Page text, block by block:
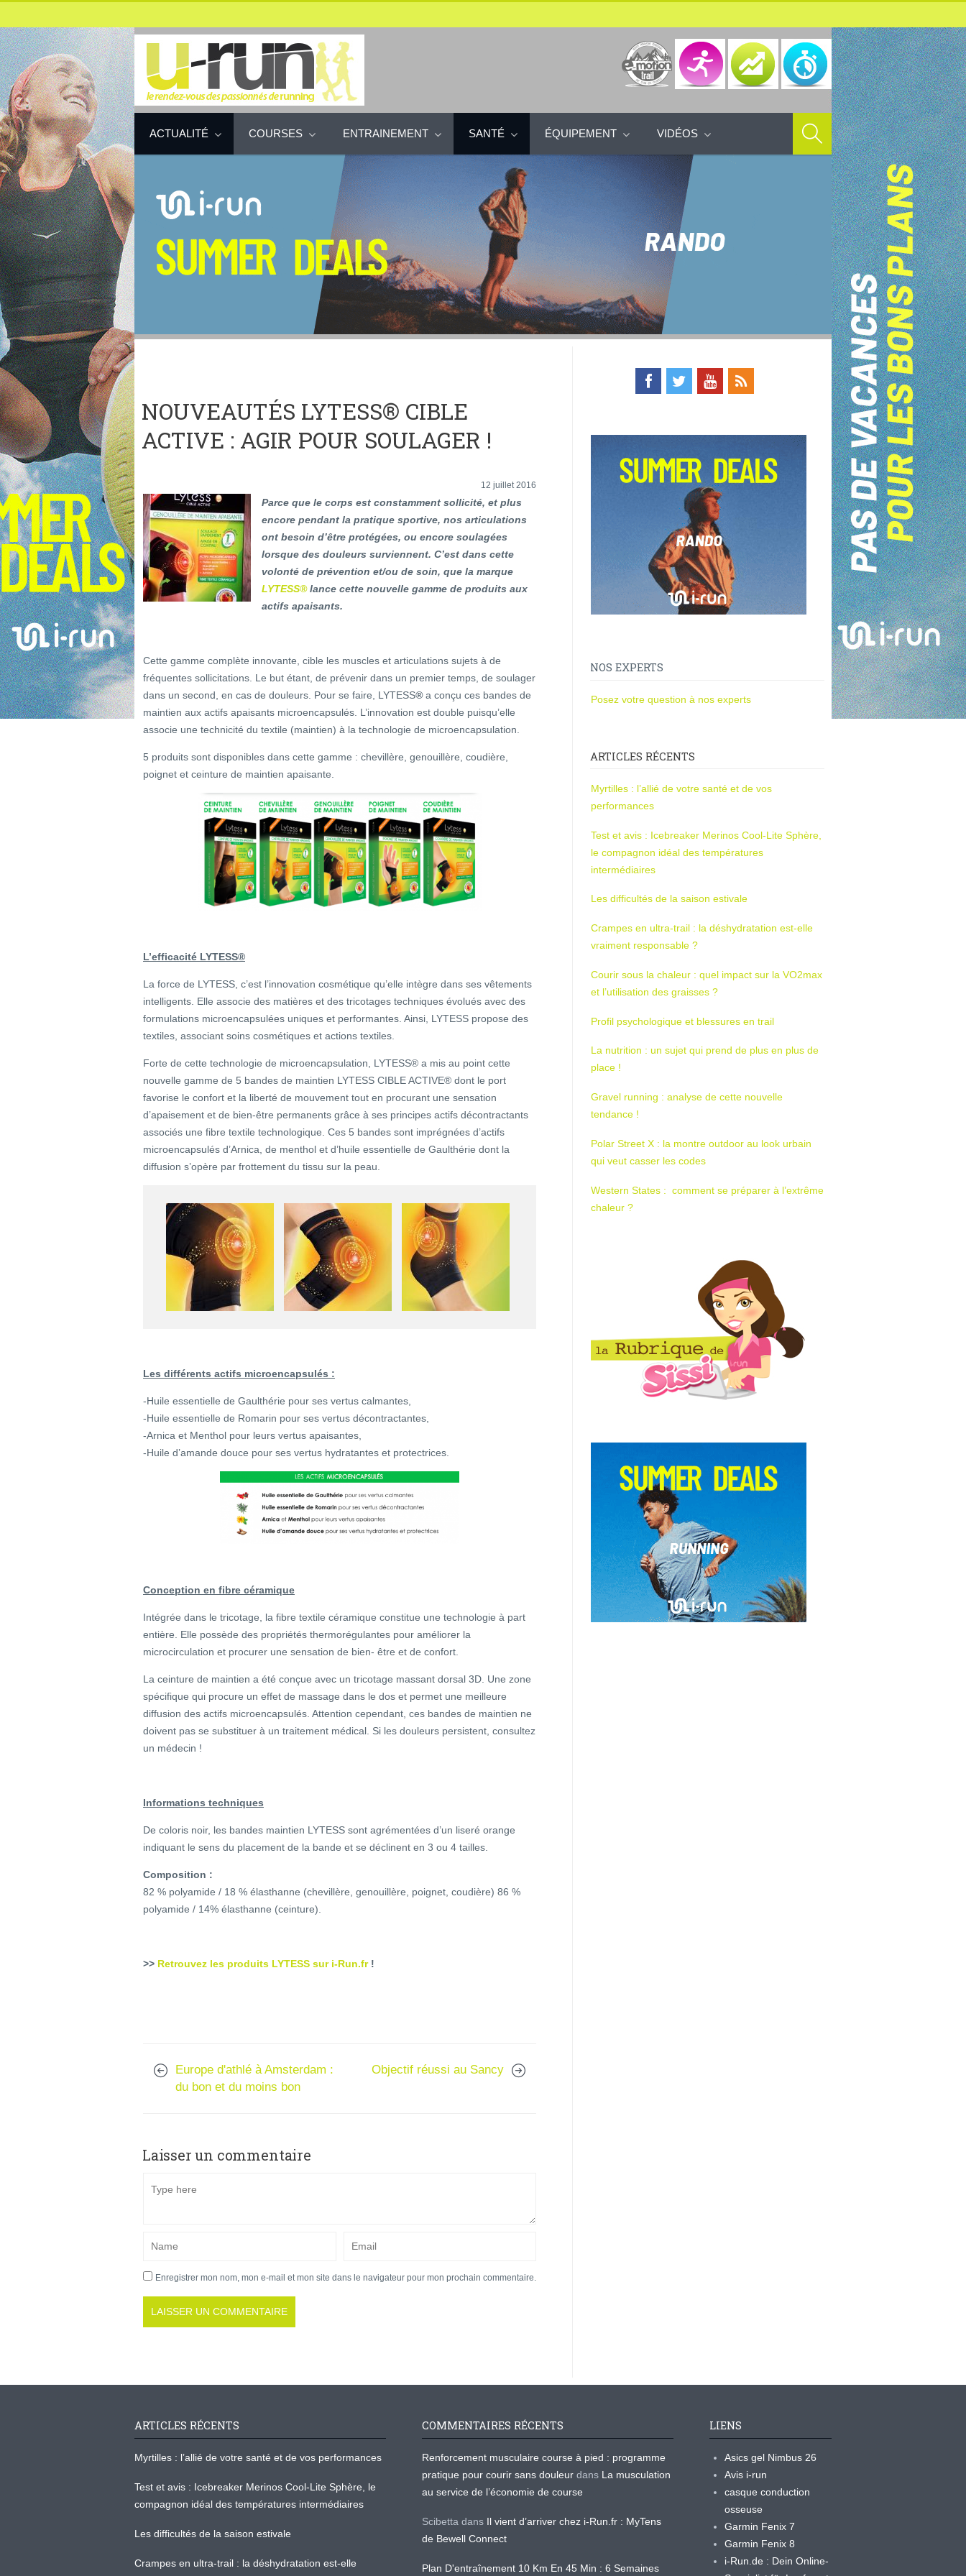
ACTUALITÉ COURSES ENTRAINEMENT SANTÉ ÉQUIPEMENT VIDÉOS
NOUVEAUTÉS LYTESS® CIBLE
ACTIVE : AGIR POUR SOULAGER !
12 juillet 2016
Parce que le corps est constamment sollicité, et plus
encore pendant la pratique sportive, nos articulations
ont besoin d’être protégées, ou encore soulagées
lorsque des douleurs surviennent. C’est dans cette
volonté de prévention et/ou de soin, que la marque
LYTESS®lance cette nouvelle gamme de produits aux
actifs apaisants.
Cette gamme complète innovante, cible les muscles et articulations sujets à de
fréquentes sollicitations. Le but étant, de prévenir dans un premier temps, de soulager
dans un second, en cas de douleurs. Pour se faire, LYTESS®a conçu ces bandes de
maintien aux actifs apaisants microencapsulés. L’innovation est double puisqu’elle
associe une technicité du textile (maintien) à la technologie de microencapsulation.
5 produits sont disponibles dans cette gamme : chevillère, genouillère, coudière,
poignet et ceinture de maintien apaisante.
L’efficacité LYTESS®
La force de LYTESS, c’est l’innovation cosmétique qu’elle intègre dans ses vêtements
intelligents. Elle associe des matières et des tricotages techniques évolués avec des
formulations microencapsulées uniques et performantes. Ainsi, LYTESS propose des
textiles, associant soins cosmétiques et actions textiles.
Forte de cette technologie de microencapsulation, LYTESS® a mis au point cette
nouvelle gamme de 5 bandes de maintien LYTESS CIBLE ACTIVE® dont le port
favorise le confort et la liberté de mouvement tout en procurant une sensation
d’apaisement et de bien-être permanents grâce à ses principes actifs décontractants
associés une fibre textile technologique. Ces 5 bandes sont imprégnées d’actifs
microencapsulés d’Arnica, de menthol et d’huile essentielle de Gaulthérie dont la
diffusion s’opère par frottement du tissu sur la peau.
Les différents actifs microencapsulés :
-Huile essentielle de Gaulthérie pour ses vertus calmantes,
-Huile essentielle de Romarin pour ses vertus décontractantes,
-Arnica et Menthol pour leurs vertus apaisantes,
-Huile d’amande douce pour ses vertus hydratantes et protectrices.
Conception en fibre céramique
Intégrée dans le tricotage, la fibre textile céramique constitue une technologie à part
entière. Elle possède des propriétés thermorégulantes pour améliorer la
microcirculation et procurer une sensation de bien- être et de confort.
La ceinture de maintien a été conçue avec un tricotage massant dorsal 3D. Une zone
spécifique qui procure un effet de massage dans le dos et permet une meilleure
diffusion des actifs microencapsulés. Attention cependant, ces bandes de maintien ne
doivent pas se substituer à un traitement médical. Si les douleurs persistent, consultez
un médecin !
Informations techniques
De coloris noir, les bandes maintien LYTESS sont agrémentées d’un liseré orange
indiquant le sens du placement de la bande et se déclinent en 3 ou 4 tailles.
Composition :
82 % polyamide / 18 % élasthanne (chevillère, genouillère, poignet, coudière) 86 %
polyamide / 14% élasthanne (ceinture).
>> Retrouvez les produits LYTESS sur i-Run.fr!
Europe d'athlé à Amsterdam :
du bon et du moins bon
Objectif réussi au Sancy
Laisser un commentaire
Enregistrer mon nom, mon e-mail et mon site dans le navigateur pour mon prochain commentaire.
NOS EXPERTS
Posez votre question à nos experts
ARTICLES RÉCENTS
Myrtilles : l’allié de votre santé et de vos
performances
Test et avis : Icebreaker Merinos Cool-Lite Sphère,
le compagnon idéal des températures
intermédiaires
Les difficultés de la saison estivale
Crampes en ultra-trail : la déshydratation est-elle
vraiment responsable ?
Courir sous la chaleur : quel impact sur la VO2max
et l’utilisation des graisses ?
Profil psychologique et blessures en trail
La nutrition : un sujet qui prend de plus en plus de
place !
Gravel running : analyse de cette nouvelle
tendance !
Polar Street X : la montre outdoor au look urbain
qui veut casser les codes
Western States : comment se préparer à l’extrême
chaleur ?
ARTICLES RÉCENTS
Myrtilles : l’allié de votre santé et de vos performances
Test et avis : Icebreaker Merinos Cool-Lite Sphère, le
compagnon idéal des températures intermédiaires
Les difficultés de la saison estivale
Crampes en ultra-trail : la déshydratation est-elle
COMMENTAIRES RÉCENTS
Renforcement musculaire course à pied : programme
pratique pour courir sans douleur dans La musculation
au service de l’économie de course
Scibetta dans Il vient d’arriver chez i-Run.fr : MyTens
de Bewell Connect
Plan D'entraînement 10 Km En 45 Min : 6 Semaines
LIENS
Asics gel Nimbus 26
Avis i-run
casque conduction
osseuse
Garmin Fenix 7
Garmin Fenix 8
i-Run.de : Dein Online-